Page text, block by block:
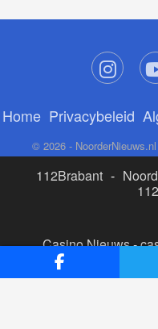
Home Privacybeleid
© 2026 -
112Brabant -
Casino Nieuws-
buitenlandse site